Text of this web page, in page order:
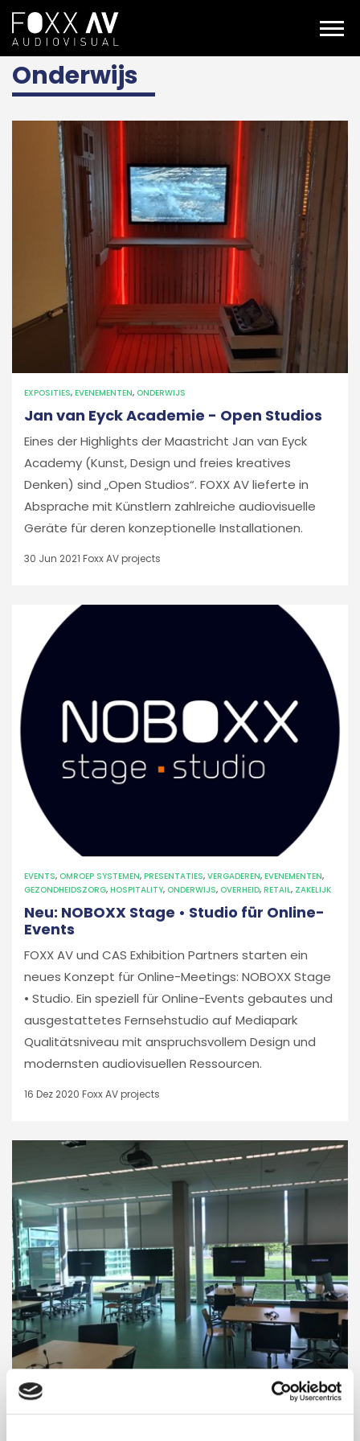
DE Projekte
Onderwijs
EXPOSITIES, EVENEMENTEN, ONDERWIJS
Jan van Eyck Academie - Open Studios
Eines der Highlights der Maastricht Jan van Eyck
Academy (Kunst, Design und freies kreatives
Denken) sind „Open Studios“. FOXX AV lieferte in
Absprache mit Künstlern zahlreiche audiovisuelle
Geräte für deren konzeptionelle Installationen.
30 Jun 2021 Foxx AV projects
EVENTS, OMROEP SYSTEMEN, PRESENTATIES, VERGADEREN, EVENEMENTEN,
GEZONDHEIDSZORG, HOSPITALITY, ONDERWIJS, OVERHEID, RETAIL, ZAKELIJK
Neu: NOBOXX Stage • Studio für Online-
Events
FOXX AV und CAS Exhibition Partners starten ein
neues Konzept für Online-Meetings: NOBOXX Stage
• Studio. Ein speziell für Online-Events gebautes und
ausgestattetes Fernsehstudio auf Mediapark
Qualitätsniveau mit anspruchsvollem Design und
modernsten audiovisuellen Ressourcen.
16 Dez 2020 Foxx AV projects
ONDERWIJS,ONDERWIJS